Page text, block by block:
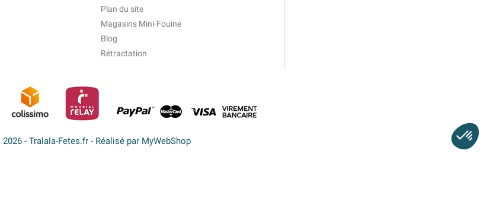
Plan du site
Magasins Mini-Fouine
Blog
Rétractation
- Tralala-Fetes.fr - Réalisé par MyWebShop